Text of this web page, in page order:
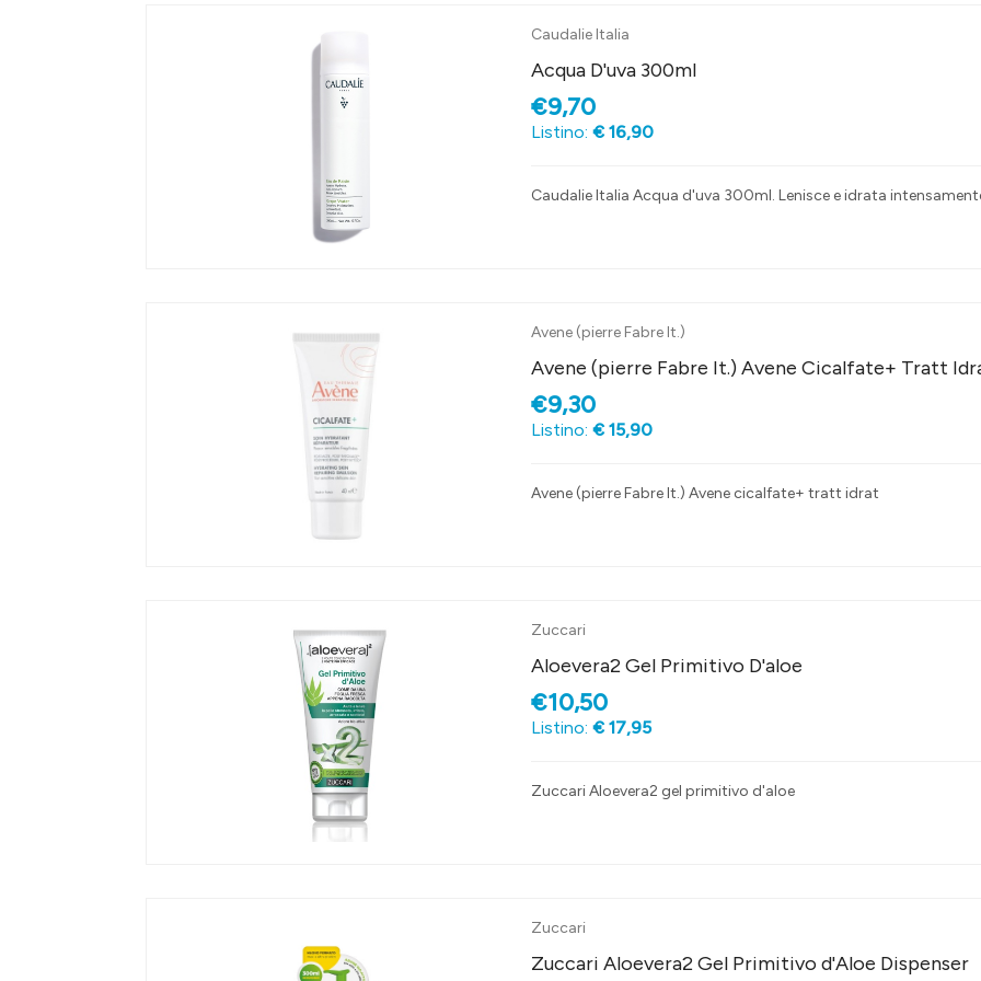
Caudalie Italia
Acqua D'uva 300ml
€9,70
Listino: € 16,90
Caudalie Italia Acqua d'uva 300ml. Lenisce e idrata
Avene (pierre Fabre It.)
Avene (pierre Fabre It.) Avene Cicalfate+ Tratt
€9,30
Listino: € 15,90
Avene (pierre Fabre It.) Avene cicalfate+ tratt idrat
Zuccari
Aloevera2 Gel Primitivo D'aloe
€10,50
Listino: € 17,95
Zuccari Aloevera2 gel primitivo d'aloe
Zuccari
Zuccari Aloevera2 Gel Primitivo d'Aloe Dispenser